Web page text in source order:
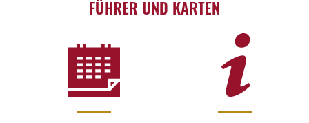
FÜHRER UND KARTEN